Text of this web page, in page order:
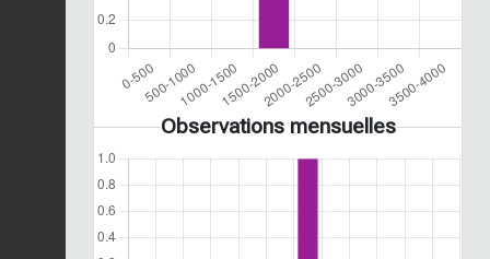
Observations mensuelles